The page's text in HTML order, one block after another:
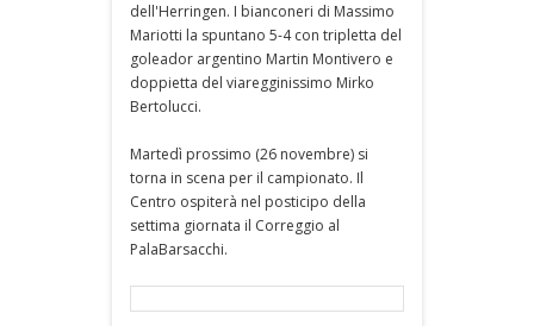
dell'Herringen. I bianconeri di Massimo
Mariotti la spuntano 5-4 con tripletta del
goleador argentino Martin Montivero e
doppietta del viaregginissimo Mirko
Bertolucci.
Martedì prossimo (26 novembre) si
torna in scena per il campionato. Il
Centro ospiterà nel posticipo della
settima giornata il Correggio al
PalaBarsacchi.